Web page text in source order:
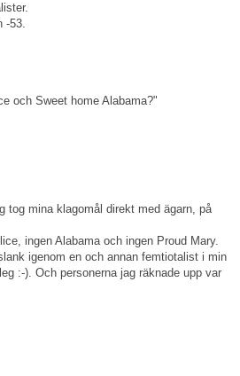
-53.
och Sweet home Alabama?"
tog mina klagomål direkt med ägarn, på
ingen Alabama och ingen Proud Mary.
igenom en och annan femtiotalist i min
:-). Och personerna jag räknade upp var